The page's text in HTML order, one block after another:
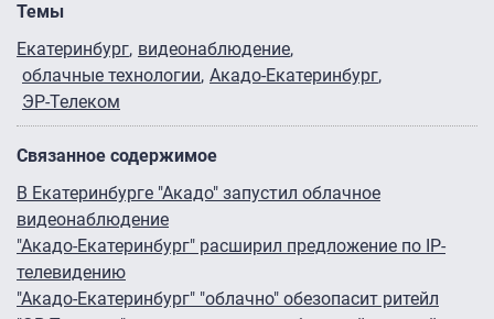
Темы
Екатеринбург видеонаблюдение
облачные технологии Акадо-Екатеринбург
ЭР-Телеком
Связанное содержимое
В Екатеринбурге "Акадо" запустил облачное
видеонаблюдение
"Акадо-Екатеринбург" расширил предложение по IP-
телевидению
"Акадо-Екатеринбург" "облачно" обезопасит ритейл